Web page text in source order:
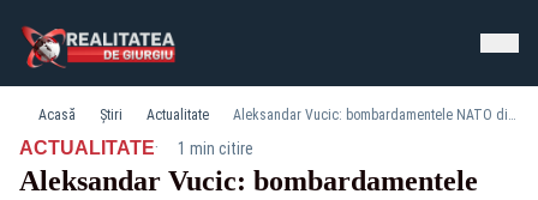
Acasă Știri Actualitate Aleksandar Vucic: bombardamentele NATO din 1999 au „rupt ordinea mondială”
ACTUALITATE· 1 min citire
Aleksandar Vucic: bombardamentele